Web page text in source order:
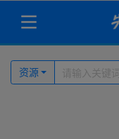
资源